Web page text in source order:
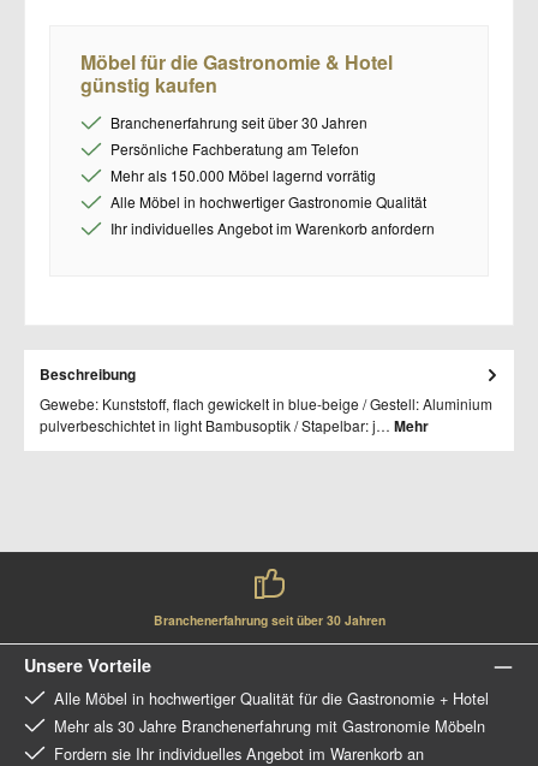
Möbel für die Gastronomie & Hotel
günstig kaufen
Branchenerfahrung seit über 30 Jahren
Persönliche Fachberatung am Telefon
Mehr als 150.000 Möbel lagernd vorrätig
Alle Möbel in hochwertiger Gastronomie Qualität
Ihr individuelles Angebot im Warenkorb anfordern
Beschreibung
Gewebe: Kunststoff, flach gewickelt in blue-beige / Gestell: Aluminium
pulverbeschichtet in light Bambusoptik / Stapelbar: j… Mehr
Branchenerfahrung seit über 30 Jahren
Unsere Vorteile
Alle Möbel in hochwertiger Qualität für die Gastronomie + Hotel
Mehr als 30 Jahre Branchenerfahrung mit Gastronomie Möbeln
Fordern sie Ihr individuelles Angebot im Warenkorb an